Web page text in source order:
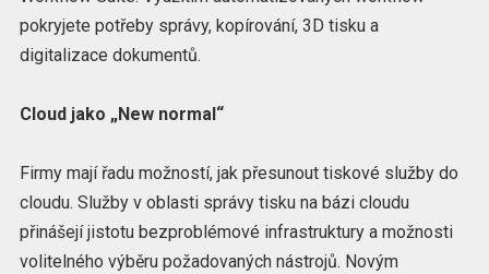
pokryjete potřeby správy, kopírování, 3D tisku a
digitalizace dokumentů.
Cloud jako „New normal“
Firmy mají řadu možností, jak přesunout tiskové služby do
cloudu. Služby v oblasti správy tisku na bázi cloudu
přinášejí jistotu bezproblémové infrastruktury a možnosti
volitelného výběru požadovaných nástrojů. Novým